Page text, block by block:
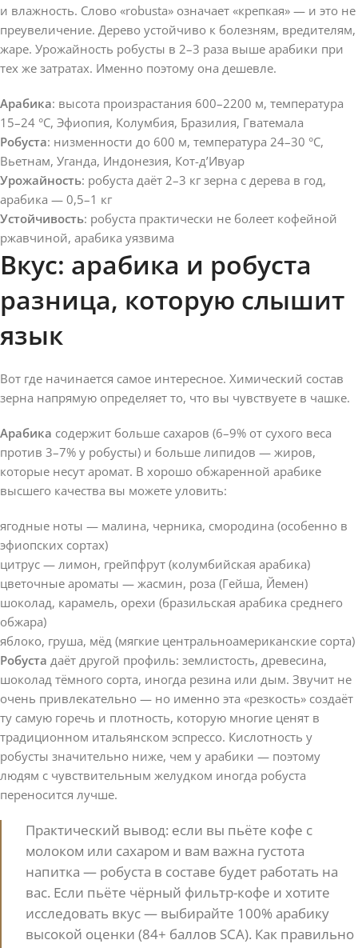
и влажность. Слово «robusta» означает «крепкая» — и это не
преувеличение. Дерево устойчиво к болезням, вредителям,
жаре. Урожайность робусты в 2–3 раза выше арабики при
тех же затратах. Именно поэтому она дешевле.
Арабика: высота произрастания 600–2200 м, температура
15–24 °C, Эфиопия, Колумбия, Бразилия, Гватемала
Робуста: низменности до 600 м, температура 24–30 °C,
Вьетнам, Уганда, Индонезия, Кот-д’Ивуар
Урожайность: робуста даёт 2–3 кг зерна с дерева в год,
арабика — 0,5–1 кг
Устойчивость: робуста практически не болеет кофейной
ржавчиной, арабика уязвима
Вкус: арабика и робуста
разница, которую слышит
язык
Вот где начинается самое интересное. Химический состав
зерна напрямую определяет то, что вы чувствуете в чашке.
Арабика содержит больше сахаров (6–9% от сухого веса
против 3–7% у робусты) и больше липидов — жиров,
которые несут аромат. В хорошо обжаренной арабике
высшего качества вы можете уловить:
ягодные ноты — малина, черника, смородина (особенно в
эфиопских сортах)
цитрус — лимон, грейпфрут (колумбийская арабика)
цветочные ароматы — жасмин, роза (Гейша, Йемен)
шоколад, карамель, орехи (бразильская арабика среднего
обжара)
яблоко, груша, мёд (мягкие центральноамериканские сорта)
Робуста даёт другой профиль: землистость, древесина,
шоколад тёмного сорта, иногда резина или дым. Звучит не
очень привлекательно — но именно эта «резкость» создаёт
ту самую горечь и плотность, которую многие ценят в
традиционном итальянском эспрессо. Кислотность у
робусты значительно ниже, чем у арабики — поэтому
людям с чувствительным желудком иногда робуста
переносится лучше.
Практический вывод: если вы пьёте кофе с
молоком или сахаром и вам важна густота
напитка — робуста в составе будет работать на
вас. Если пьёте чёрный фильтр-кофе и хотите
исследовать вкус — выбирайте 100% арабику
высокой оценки (84+ баллов SCA). Как правильно